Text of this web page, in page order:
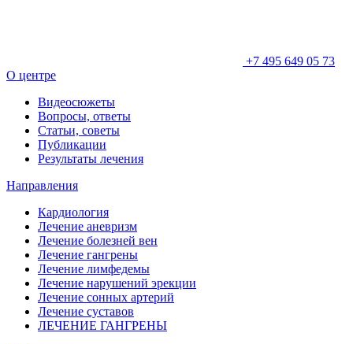
+7 495 649 05 73
О центре
Видеосюжеты
Вопросы, ответы
Статьи, советы
Публикации
Результаты лечения
Направления
Кардиология
Лечение аневризм
Лечение болезней вен
Лечение гангрены
Лечение лимфедемы
Лечение нарушений эрекции
Лечение сонных артерий
Лечение суставов
ЛЕЧЕНИЕ ГАНГРЕНЫ